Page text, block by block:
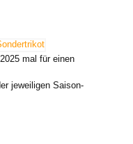
mal für einen
jeweiligen Saison-